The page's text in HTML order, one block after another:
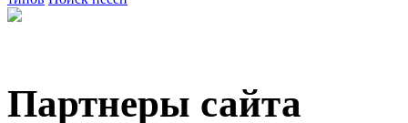
Партнеры сайта